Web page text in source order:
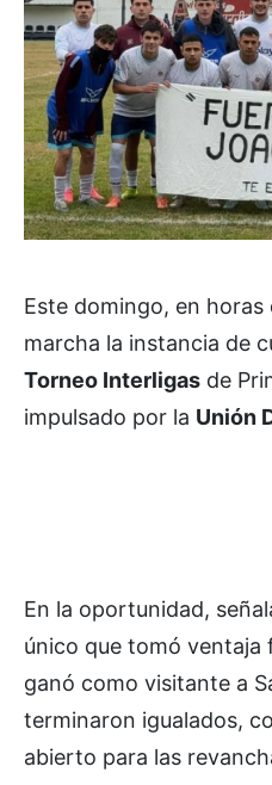
Este domingo, en horas
marcha la instancia de
Torneo Interligas de
impulsado por la Unión
En la oportunidad,
único que tomó ventaja
ganó como visitante a
terminaron igualados,
abierto para las